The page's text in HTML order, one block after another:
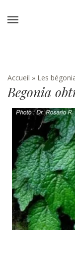
Accueil » Les
Begonia